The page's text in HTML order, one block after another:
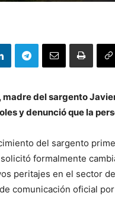
madre del sargento
y denunció que la
del sargento
formalmente
peritajes en el sector
comunicación oficial